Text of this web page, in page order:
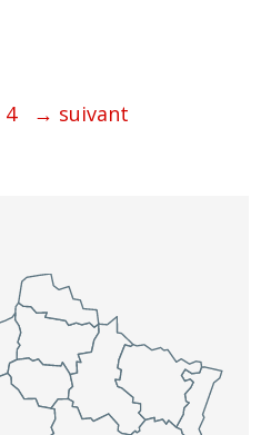
Page
4 → suivant